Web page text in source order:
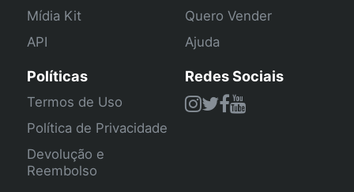
Mídia Kit
API
Quero Vender
Ajuda
Políticas
Termos de Uso
Política de Privacidade
Devolução e
Reembolso
Redes Sociais